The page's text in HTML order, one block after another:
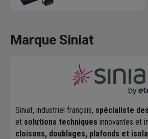
Marque Siniat
Siniat, industriel français, spécialiste
et solutions techniques innovantes et
cloisons, doublages, plafonds et